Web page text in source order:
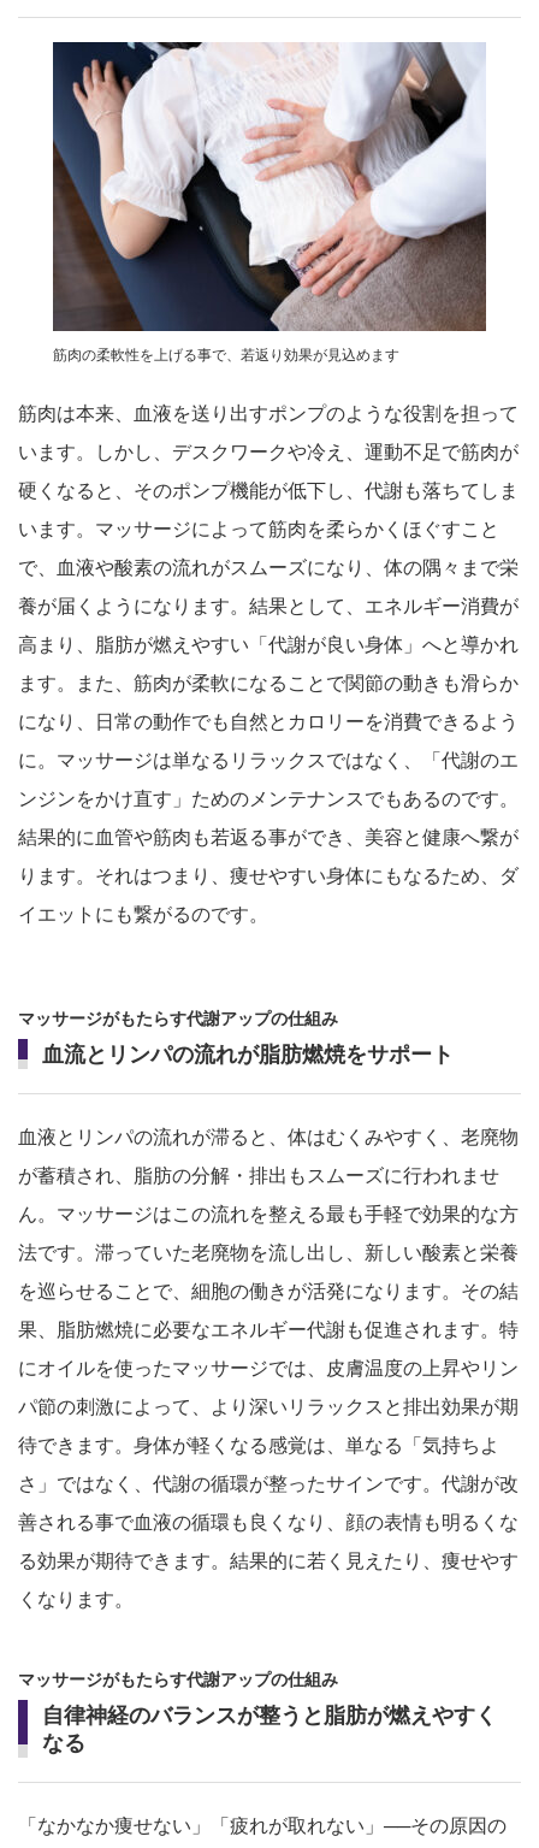
筋肉の柔軟性を上げる事で、若返り効果が見込めます
筋肉は本来、血液を送り出すポンプのような役割を担って
います。しかし、デスクワークや冷え、運動不足で筋肉が
硬くなると、そのポンプ機能が低下し、代謝も落ちてしま
います。マッサージによって筋肉を柔らかくほぐすこと
で、血液や酸素の流れがスムーズになり、体の隅々まで栄
養が届くようになります。結果として、エネルギー消費が
高まり、脂肪が燃えやすい「代謝が良い身体」へと導かれ
ます。また、筋肉が柔軟になることで関節の動きも滑らか
になり、日常の動作でも自然とカロリーを消費できるよう
に。マッサージは単なるリラックスではなく、「代謝のエ
ンジンをかけ直す」ためのメンテナンスでもあるのです。
結果的に血管や筋肉も若返る事ができ、美容と健康へ繋が
ります。それはつまり、痩せやすい身体にもなるため、ダ
イエットにも繋がるのです。
マッサージがもたらす代謝アップの仕組み
血流とリンパの流れが脂肪燃焼をサポート
血液とリンパの流れが滞ると、体はむくみやすく、老廃物
が蓄積され、脂肪の分解・排出もスムーズに行われませ
ん。マッサージはこの流れを整える最も手軽で効果的な方
法です。滞っていた老廃物を流し出し、新しい酸素と栄養
を巡らせることで、細胞の働きが活発になります。その結
果、脂肪燃焼に必要なエネルギー代謝も促進されます。特
にオイルを使ったマッサージでは、皮膚温度の上昇やリン
パ節の刺激によって、より深いリラックスと排出効果が期
待できます。身体が軽くなる感覚は、単なる「気持ちよ
さ」ではなく、代謝の循環が整ったサインです。代謝が改
善される事で血液の循環も良くなり、顔の表情も明るくな
る効果が期待できます。結果的に若く見えたり、痩せやす
くなります。
マッサージがもたらす代謝アップの仕組み
自律神経のバランスが整うと脂肪が燃えやすく
なる
「なかなか痩せない」「疲れが取れない」──その原因の